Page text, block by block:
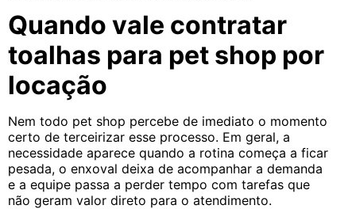
Quando vale contratar
toalhas para pet shop por
locação
Nem todo pet shop percebe de imediato o momento
certo de terceirizar esse processo. Em geral, a
necessidade aparece quando a rotina começa a ficar
pesada, o enxoval deixa de acompanhar a demanda
e a equipe passa a perder tempo com tarefas que
não geram valor direto para o atendimento.